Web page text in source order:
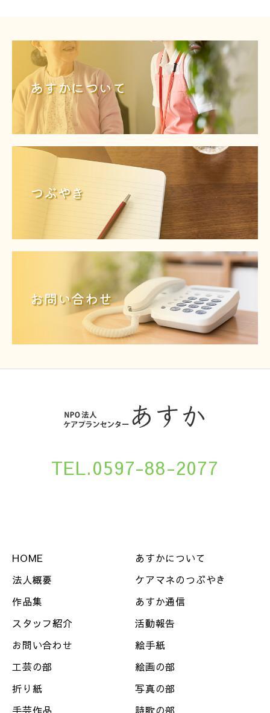
あすかについて
つぶやき
お問い合わせ
TEL.0597-88-2077
HOME
あすかについて
法人概要
ケアマネのつぶやき
作品集
あすか通信
スタッフ紹介
活動報告
お問い合わせ
絵手紙
工芸の部
絵画の部
折り紙
写真の部
手芸作品
詩歌の部